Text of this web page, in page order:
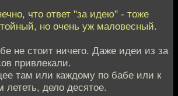
что ответ "за идею" - тоже
но очень уж маловесный.
не стоит ничего. Даже идеи из за
привлекали.
там или каждому по бабе или к
лететь, дело десятое.